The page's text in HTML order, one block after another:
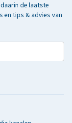
de laatste
en tips & advies van